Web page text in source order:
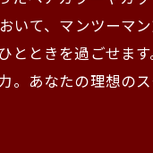
て、マンツーマ
ときを過ごせま
あなたの理想の